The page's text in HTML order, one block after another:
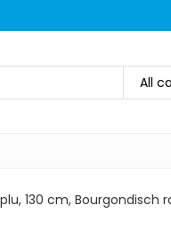
All
130 cm, Bourgondisch